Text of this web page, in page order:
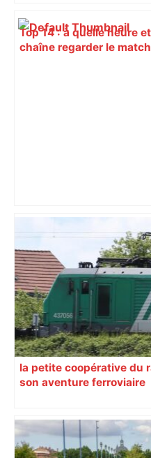
Top 14 : à quelle heure
chaîne regarder le
Histoire. Le commerce
l'hypercentre de
Âge à la Révolution –
la petite coopérative du
son aventure ferroviaire